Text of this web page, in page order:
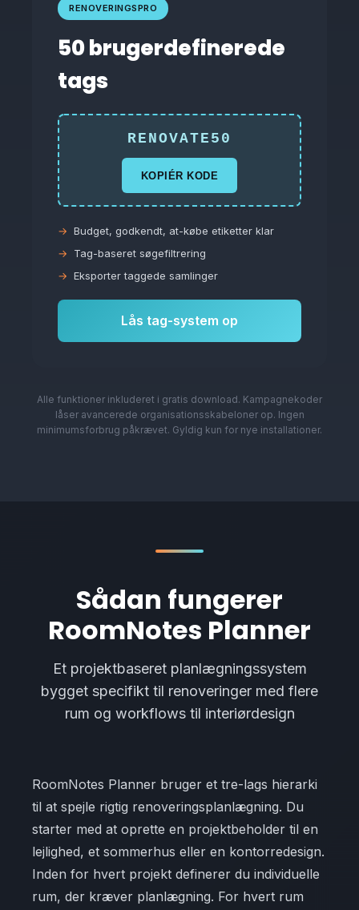
RENOVERINGSPRO
50 brugerdefinerede
tags
RENOVATE50
KOPIÉR KODE
Budget, godkendt, at-købe etiketter klar
Tag-baseret søgefiltrering
Eksporter taggede samlinger
Lås tag-system op
Alle funktioner inkluderet i gratis download. Kampagnekoder
låser avancerede organisationsskabeloner op. Ingen
minimumsforbrug påkrævet. Gyldig kun for nye installationer.
Sådan fungerer
RoomNotes Planner
Et projektbaseret planlægningssystem
bygget specifikt til renoveringer med flere
rum og workflows til interiørdesign
RoomNotes Planner bruger et tre-lags hierarki
til at spejle rigtig renoveringsplanlægning. Du
starter med at oprette en projektbeholder til en
lejlighed, et sommerhus eller en kontorredesign.
Inden for hvert projekt definerer du individuelle
rum, der kræver planlægning. For hvert rum